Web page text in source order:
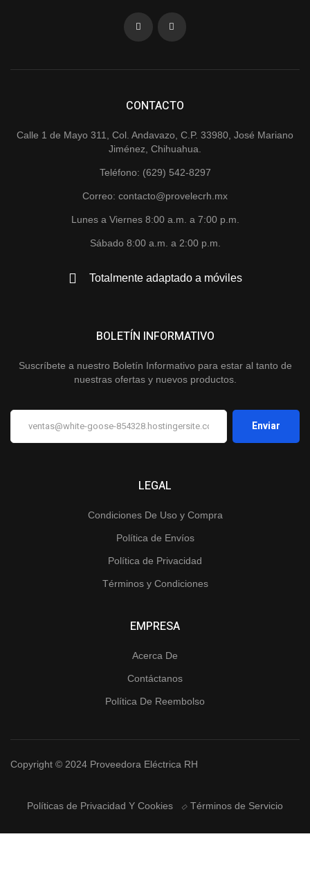
CONTACTO
Calle 1 de Mayo 311, Col. Andavazo, C.P. 33980, José Mariano
Jiménez, Chihuahua.
Teléfono: (629) 542-8297
Correo: contacto@provelecrh.mx
Lunes a Viernes 8:00 a.m. a 7:00 p.m.
Sábado 8:00 a.m. a 2:00 p.m.
Totalmente adaptado a móviles
LEGAL
Condiciones De Uso y Compra
Política de Envíos
Política de Privacidad
Términos y Condiciones
EMPRESA
Acerca De
Contáctanos
Política De Reembolso
BOLETÍN INFORMATIVO
Suscríbete a nuestro Boletín Informativo para estar al tanto de
nuestras ofertas y nuevos productos.
Copyright © 2024 Proveedora Eléctrica RH
Políticas de Privacidad Y Cookies Términos de Servicio